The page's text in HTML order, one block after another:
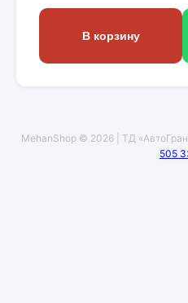
В корзину
MehanShop © 2026 | ТД
505